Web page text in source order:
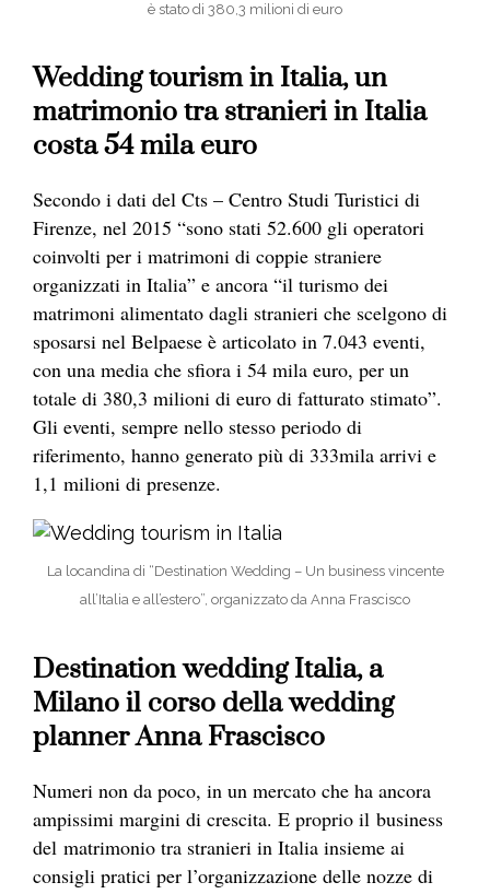
è stato di 380,3 milioni di euro
Wedding tourism in Italia, un
matrimonio tra stranieri in Italia
costa 54 mila euro
Secondo i dati del Cts – Centro Studi Turistici di
Firenze, nel 2015 “sono stati 52.600 gli operatori
coinvolti per i matrimoni di coppie straniere
organizzati in Italia” e ancora “il turismo dei
matrimoni alimentato dagli stranieri che scelgono di
sposarsi nel Belpaese è articolato in 7.043 eventi,
con una media che sfiora i 54 mila euro, per un
totale di 380,3 milioni di euro di fatturato stimato”.
Gli eventi, sempre nello stesso periodo di
riferimento, hanno generato più di 333mila arrivi e
1,1 milioni di presenze.
La locandina di “Destination Wedding – Un business vincente
all’Italia e all’estero”, organizzato da Anna Frascisco
Destination wedding Italia, a
Milano il corso della wedding
planner Anna Frascisco
Numeri non da poco, in un mercato che ha ancora
ampissimi margini di crescita. E proprio il business
del matrimonio tra stranieri in Italia insieme ai
consigli pratici per l’organizzazione delle nozze di